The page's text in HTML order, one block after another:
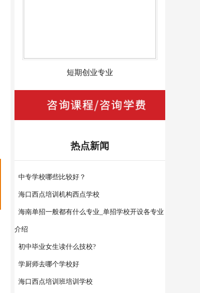
短期创业专业
热点新闻
中专学校哪些比较好？
海口西点培训机构西点学校
海南单招一般都有什么专业_单招学校开设各专业
介绍
初中毕业女生读什么技校?
学厨师去哪个学校好
海口西点培训班培训学校